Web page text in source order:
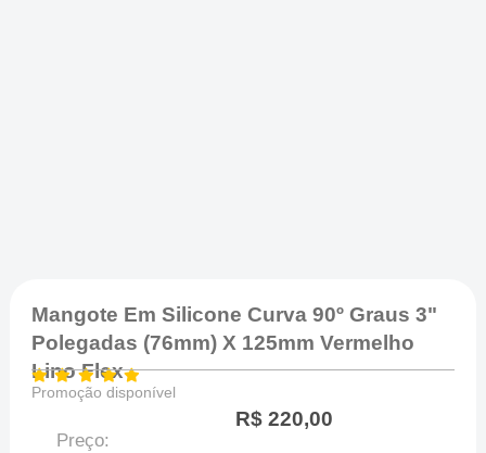
Mangote Em Silicone Curva 90º Graus 3"
Polegadas (76mm) X 125mm Vermelho
Lino Flex
Promoção disponível
Preço:
R$220,00